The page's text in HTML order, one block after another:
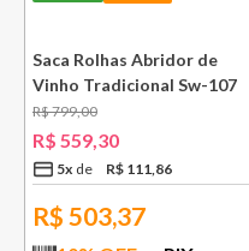
Saca Rolhas Abridor de
Vinho Tradicional Sw-107
Ply Le Creuset
R$799,00
R$ 559,30
5x R$ 111,86
R$ 503,37